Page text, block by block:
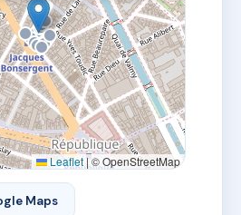
Leaflet|© OpenStreetMap
Maps